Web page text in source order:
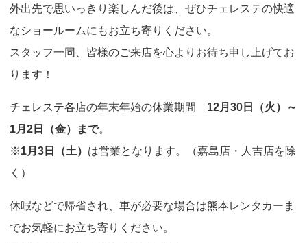
外出先で思いっきり楽しんだ後は、ぜひチェレステの快適
なショールームにもお立ち寄りください。
スタッフ一同、皆様のご来店を心よりお待ち申し上げてお
ります！
チェレステ各店の年末年始の休業期間 12月30日（火）～
1月2日（金）まで。
※1月3日（土） は営業となります。（嘉島店・人吉店を除
く）
休暇などで帰省され、車が必要な場合は熊本レンタカーま
でお気軽にお立ち寄りください。